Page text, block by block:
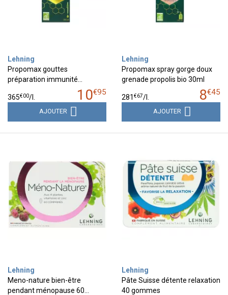
Lehning
Propomax gouttes
préparation immunité…
10€95
365€00/l.
AJOUTER
Lehning
Propomax spray gorge doux
grenade propolis bio 30ml
8€45
281 €67/l.
AJOUTER
Lehning
Meno-nature bien-être
pendant ménopause 60…
Lehning
Pâte Suisse détente relaxation
40 gommes